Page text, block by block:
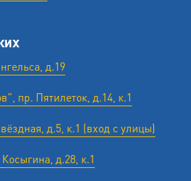
д.19
пр. Пятилеток, д.14, к.1
д.5, к.1 (вход с улицы)
д.28, к.1